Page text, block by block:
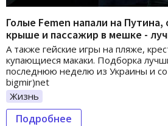
Голые Femen напали на Путина,
крыше и пассажир в мешке -
А также гейские игры на пляже,
купающиеся макаки. Подборка
последнюю неделю из Украины и со
bigmir)net
Жизнь
Подробнее